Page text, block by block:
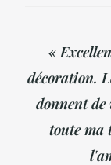
«
décoration.
donnent
toute ma